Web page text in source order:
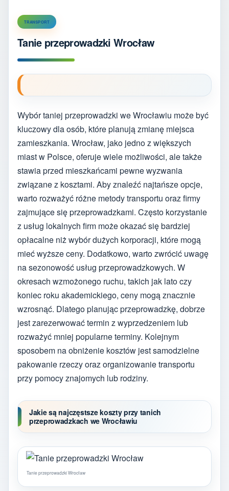
TRANSPORT
Tanie przeprowadzki Wrocław
Wybór taniej przeprowadzki we Wrocławiu może być
kluczowy dla osób, które planują zmianę miejsca
zamieszkania. Wrocław, jako jedno z większych
miast w Polsce, oferuje wiele możliwości, ale także
stawia przed mieszkańcami pewne wyzwania
związane z kosztami. Aby znaleźć najtańsze opcje,
warto rozważyć różne metody transportu oraz firmy
zajmujące się przeprowadzkami. Często korzystanie
z usług lokalnych firm może okazać się bardziej
opłacalne niż wybór dużych korporacji, które mogą
mieć wyższe ceny. Dodatkowo, warto zwrócić uwagę
na sezonowość usług przeprowadzkowych. W
okresach wzmożonego ruchu, takich jak lato czy
koniec roku akademickiego, ceny mogą znacznie
wzrosnąć. Dlatego planując przeprowadzkę, dobrze
jest zarezerwować termin z wyprzedzeniem lub
rozważyć mniej popularne terminy. Kolejnym
sposobem na obniżenie kosztów jest samodzielne
pakowanie rzeczy oraz organizowanie transportu
przy pomocy znajomych lub rodziny.
Jakie są najczęstsze koszty przy tanich
przeprowadzkach we Wrocławiu
Tanie przeprowadzki Wrocław